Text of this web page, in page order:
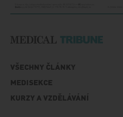
VŠECHNY ČLÁNKY
MEDISEKCE
KURZY A VZDĚLÁVÁNÍ